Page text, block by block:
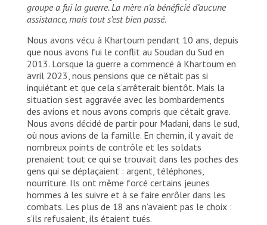
groupe a fui la guerre. La mère n’a bénéficié d’aucune
assistance, mais tout s’est bien passé.
Nous avons vécu à Khartoum pendant 10 ans, depuis
que nous avons fui le conflit au Soudan du Sud en
2013. Lorsque la guerre a commencé à Khartoum en
avril 2023, nous pensions que ce n’était pas si
inquiétant et que cela s’arrêterait bientôt. Mais la
situation s’est aggravée avec les bombardements
des avions et nous avons compris que c’était grave.
Nous avons décidé de partir pour Madani, dans le sud,
où nous avions de la famille. En chemin, il y avait de
nombreux points de contrôle et les soldats
prenaient tout ce qui se trouvait dans les poches des
gens qui se déplaçaient : argent, téléphones,
nourriture. Ils ont même forcé certains jeunes
hommes à les suivre et à se faire enrôler dans les
combats. Les plus de 18 ans n’avaient pas le choix :
s’ils refusaient, ils étaient tués.